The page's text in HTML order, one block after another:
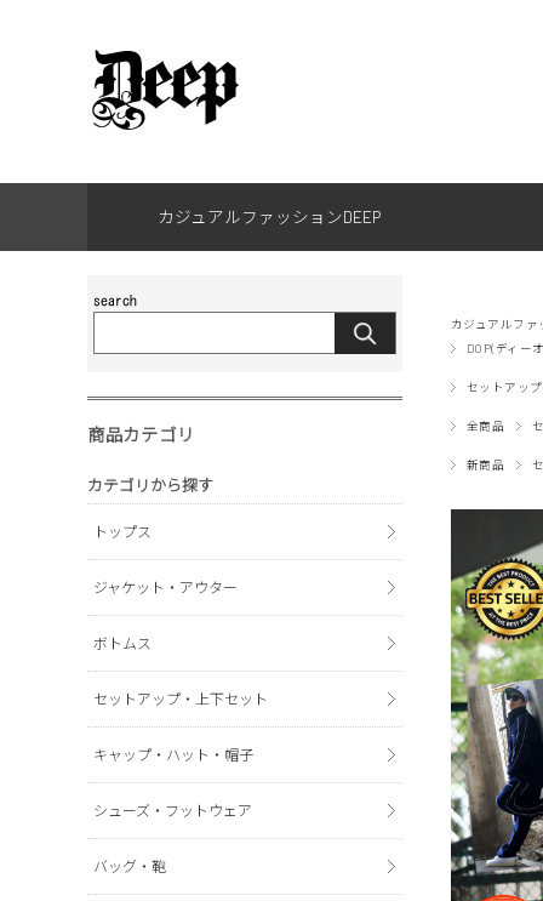
カジュアルファッションDEEP
カジュアルファ
DOP(ディー
セットアッ
全商品
新商品
商品カテゴリ
カテゴリから探す
トップス
ジャケット・アウター
ボトムス
セットアップ・上下セット
キャップ・ハット・帽子
シューズ・フットウェア
バッグ・鞄